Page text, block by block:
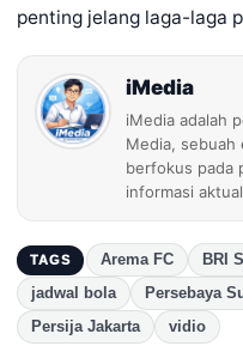
penting jelang laga-laga
iMedia
iMedia adalah
Media, sebuah
berfokus pada
informasi
TAGS Arema FC BRI
jadwal bola
Persebaya
Persija Jakarta
vidio